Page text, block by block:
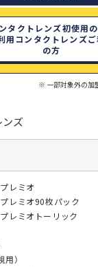
タクトレンズ初使用の
用コンタクトレンズ
の方
一部対象外の加
ズ
レミオ
レミオ90枚パック
レミオトーリック
）